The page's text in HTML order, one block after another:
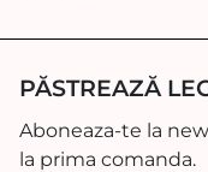
PĂSTREAZĂ
Aboneaza-te la
la prima comanda.